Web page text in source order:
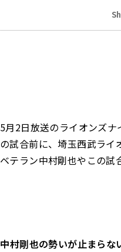
5月2日放送のライオンズ
の試合前に、埼玉西武ラ
ベテラン中村剛也やこの試
――中村剛也の勢いが止まら